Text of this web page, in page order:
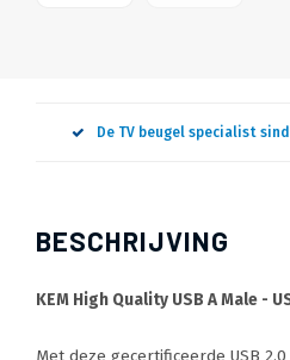
De TV beugel specialist
BESCHRIJVING
KEM High Quality USB A Male -
Met deze gecertificeerde USB